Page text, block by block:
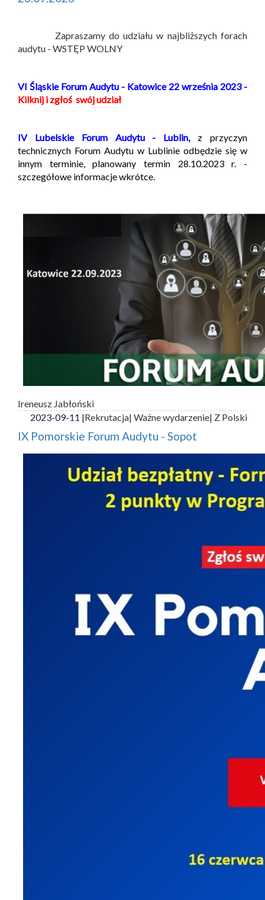
Zapraszamy do udziału w najbliższych forach
audytu - WSTĘP WOLNY
VI Śląskie Forum Audytu - Katowice 22 września 2023 -
Kilknij i zgłoś swój udział
IV Lubelskie Forum Audytu - Lublin,
z przyczyn
technicznych Forum Audytu w Lublinie odbędzie się w
innym terminie, planowany termin 28.10.2023 r. -
szczegółowe informacje wkrótce.
Ireneusz Jabłoński
2023-09-11 |Rekrutacja| Ważne wydarzenie| Z Polski
IX Pomorskie Forum Audytu - Sopot